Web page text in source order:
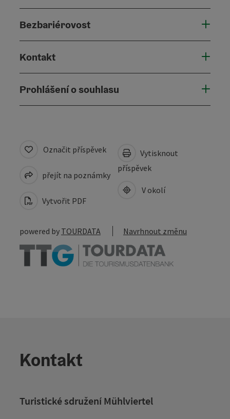
Bezbariérovost
Kontakt
Prohlášení o souhlasu
Označit příspěvek
přejít na poznámky
Vytvořit PDF
Vytisknout
příspěvek
V okolí
powered by TOURDATA Navrhnout změnu
Kontakt
Turistické sdružení Mühlviertel